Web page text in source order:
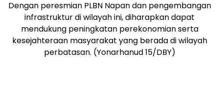
Dengan peresmian PLBN Napan dan pengembangan
infrastruktur di wilayah ini, diharapkan dapat
mendukung peningkatan perekonomian serta
kesejahteraan masyarakat yang berada di wilayah
perbatasan. (Yonarhanud 15/DBY)